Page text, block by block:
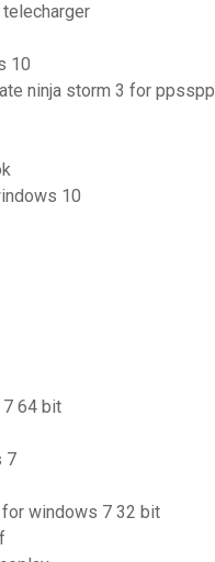
10
ninja storm 3 for ppsspp
10
64 bit
7
windows 7 32 bit